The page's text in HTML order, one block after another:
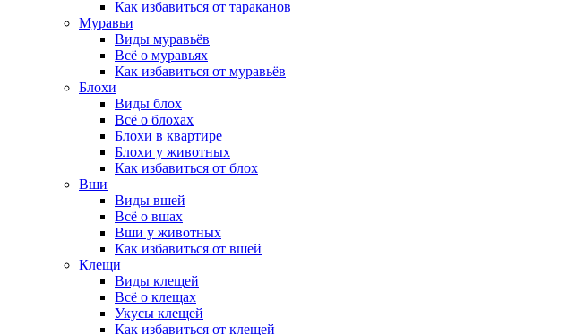
Как избавиться от тараканов
Муравьи
Виды муравьёв
Всё о муравьях
Как избавиться от муравьёв
Блохи
Виды блох
Всё о блохах
Блохи в квартире
Блохи у животных
Как избавиться от блох
Вши
Виды вшей
Всё о вшах
Вши у животных
Как избавиться от вшей
Клещи
Виды клещей
Всё о клещах
Укусы клещей
Как избавиться от клещей